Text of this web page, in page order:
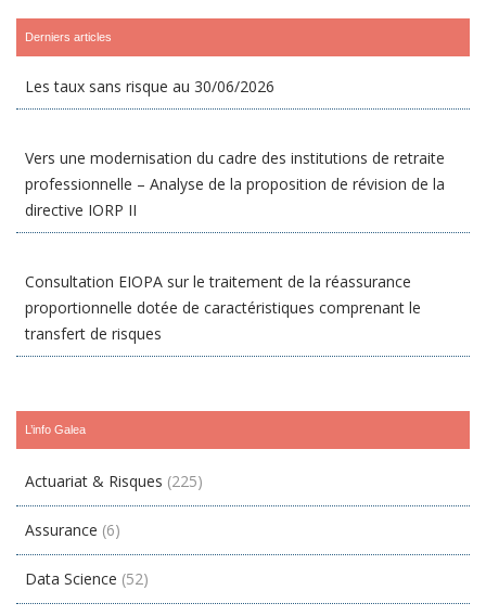
Derniers articles
Les taux sans risque au 30/06/2026
Vers une modernisation du cadre des institutions de retraite
professionnelle – Analyse de la proposition de révision de la
directive IORP II
Consultation EIOPA sur le traitement de la réassurance
proportionnelle dotée de caractéristiques comprenant le
transfert de risques
L’info Galea
Actuariat & Risques (225)
Assurance (6)
Data Science (52)